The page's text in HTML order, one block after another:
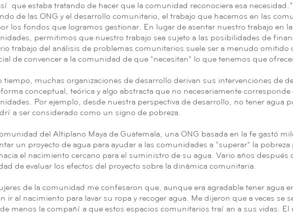
que estaba tratando de hacer que la comunidad reconociera esa necesidad.”
de las ONG y el desarrollo comunitario, el trabajo que hacemos en las
los fondos que logramos gestionar. En lugar de asentar nuestro trabajo en
permitimos que nuestro trabajo sea sujeto a las posibilidades de
trabajo del análisis de problemas comunitarios suele ser a menudo
de convencer a la comunidad de que "necesitan" lo que tenemos que
tiempo, muchas organizaciones de desarrollo derivan sus intervenciones de
conceptual, teórica y algo abstracta que no necesariamente
Por ejemplo, desde nuestra perspectiva de desarrollo, no tener agua
ser considerado como un signo de pobreza.
del Altiplano Maya de Guatemala, una ONG basada en la fe gastó
un proyecto de agua para ayudar a las comunidades a "superar" la
el nacimiento cercano para el suministro de su agua. Vario años después
de evaluar los efectos del proyecto sobre la dinámica comunitaria.
de la comunidad me confesaron que, aunque era agradable tener agua
ir al nacimiento para lavar su ropa y recoger agua. Me dijeron que a veces se
menos la compañía que estos espacios comunitarios traían a sus vidas. El